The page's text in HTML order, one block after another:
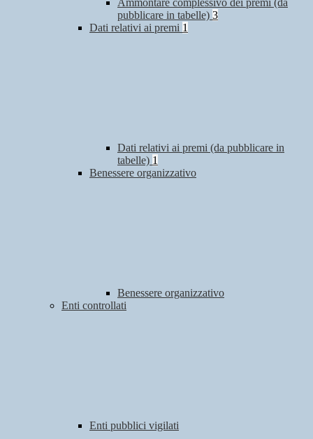
Ammontare complessivo dei premi (da
pubblicare in tabelle) 3
Dati relativi ai premi 1
Dati relativi ai premi (da pubblicare in
tabelle) 1
Benessere organizzativo
Benessere organizzativo
Enti controllati
Enti pubblici vigilati